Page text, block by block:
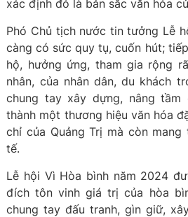
xác định đó là bản sắc văn hóa
Phó Chủ tịch nước tin tưởng Lễ
càng có sức quy tụ, cuốn hút;
hộ, hưởng ứng, tham gia rộng
nhân, của nhân dân, du khách
chung tay xây dựng, nâng
thành một thương hiệu văn hóa
chỉ của Quảng Trị mà còn
tế.
Lễ hội Vì Hòa bình năm 2024
đích tôn vinh giá trị của hòa
chung tay đấu tranh, gìn giữ,